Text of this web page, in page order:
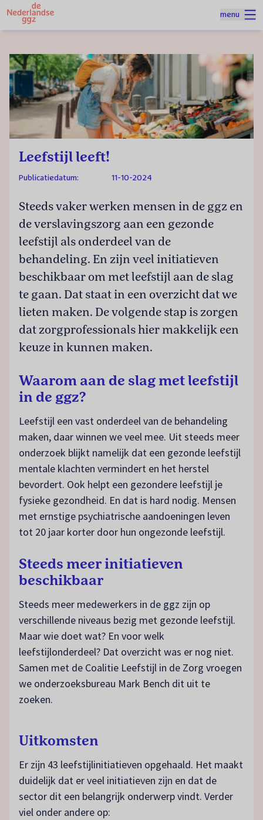
Spring naar hoofdinhoud
menu
Homepage
Leefstijl leeft!
Publicatiedatum: 11-10-2024
Steeds vaker werken mensen in de ggz en
de verslavingszorg aan een gezonde
leefstijl als onderdeel van de
behandeling. En zijn veel initiatieven
beschikbaar om met leefstijl aan de slag
te gaan. Dat staat in een overzicht dat we
lieten maken. De volgende stap is zorgen
dat zorgprofessionals hier makkelijk een
keuze in kunnen maken.
Waarom aan de slag met leefstijl
in de ggz?
Leefstijl een vast onderdeel van de behandeling
maken, daar winnen we veel mee. Uit steeds meer
onderzoek blijkt namelijk dat een gezonde leefstijl
mentale klachten vermindert en het herstel
bevordert. Ook helpt een gezondere leefstijl je
fysieke gezondheid. En dat is hard nodig. Mensen
met ernstige psychiatrische aandoeningen leven
tot 20 jaar korter door hun ongezonde leefstijl.
Steeds meer initiatieven
beschikbaar
Steeds meer medewerkers in de ggz zijn op
verschillende niveaus bezig met gezonde leefstijl.
Maar wie doet wat? En voor welk
leefstijlonderdeel? Dat overzicht was er nog niet.
Samen met de Coalitie Leefstijl in de Zorg vroegen
we onderzoeksbureau Mark Bench dit uit te
zoeken.
Uitkomsten
Er zijn 43 leefstijlinitiatieven opgehaald. Het maakt
duidelijk dat er veel initiatieven zijn en dat de
sector dit een belangrijk onderwerp vindt. Verder
viel onder andere op: